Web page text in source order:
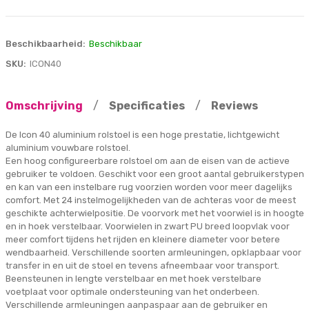
Beschikbaarheid: Beschikbaar
SKU: ICON40
Omschrijving / Specificaties / Reviews
De Icon 40 aluminium rolstoel is een hoge prestatie, lichtgewicht
aluminium vouwbare rolstoel.
Een hoog configureerbare rolstoel om aan de eisen van de actieve
gebruiker te voldoen. Geschikt voor een groot aantal gebruikerstypen
en kan van een instelbare rug voorzien worden voor meer dagelijks
comfort. Met 24 instelmogelijkheden van de achteras voor de meest
geschikte achterwielpositie. De voorvork met het voorwiel is in hoogte
en in hoek verstelbaar. Voorwielen in zwart PU breed loopvlak voor
meer comfort tijdens het rijden en kleinere diameter voor betere
wendbaarheid. Verschillende soorten armleuningen, opklapbaar voor
transfer in en uit de stoel en tevens afneembaar voor transport.
Beensteunen in lengte verstelbaar en met hoek verstelbare
voetplaat voor optimale ondersteuning van het onderbeen.
Verschillende armleuningen aanpaspaar aan de gebruiker en